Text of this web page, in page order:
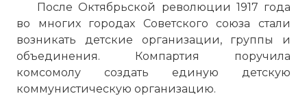
После Октябрьской революции 1917 года
во многих городах Советского союза стали
возникать детские организации, группы и
объединения. Компартия поручила
комсомолу создать единую детскую
коммунистическую организацию.